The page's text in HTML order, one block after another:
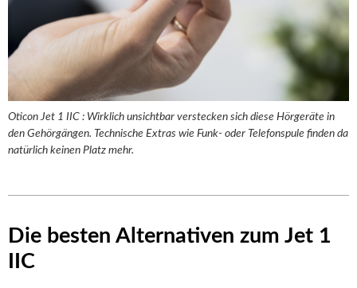
Oticon Jet 1 IIC : Wirklich unsichtbar verstecken sich diese Hörgeräte in
den Gehörgängen. Technische Extras wie Funk- oder Telefonspule finden da
natürlich keinen Platz mehr.
Die besten Alternativen zum Jet 1
IIC